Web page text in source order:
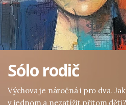
Sólo rodič
Výchova je náročná i pro dva.
v jednom a nezatížit přitom děti?